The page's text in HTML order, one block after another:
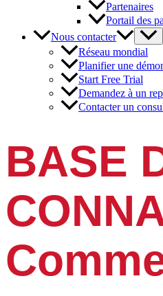
Partenaires
Portail des
Nous contacter
Réseau mondial
Planifier une
Start Free Trial
Demandez à un
Contacter un
BASE